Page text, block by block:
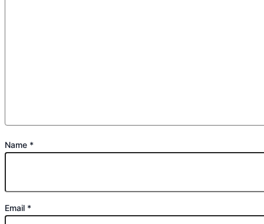
Name *
Email *